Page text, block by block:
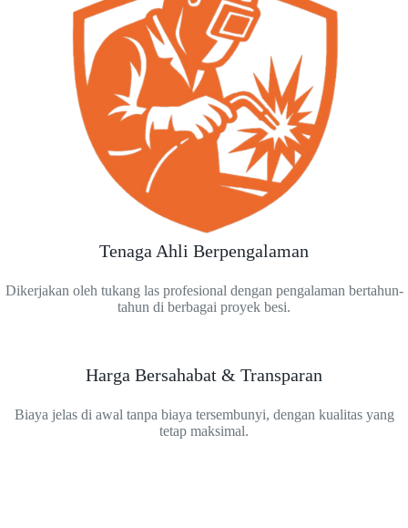
Tenaga Ahli Berpengalaman
Dikerjakan oleh tukang las profesional dengan pengalaman bertahun-
tahun di berbagai proyek besi.
Harga Bersahabat & Transparan
Biaya jelas di awal tanpa biaya tersembunyi, dengan kualitas yang
tetap maksimal.